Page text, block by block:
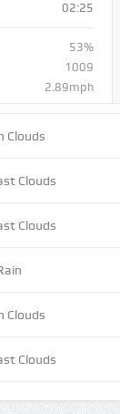
02:25
53%
1009
2.89mph
Clouds
Clouds
Clouds
Clouds
Clouds